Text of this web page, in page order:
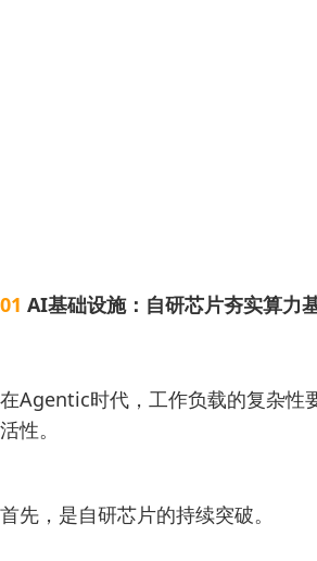
01 AI基础设施：自研芯片夯实算力
在Agentic时代，工作负载的复杂性
活性。
首先，是自研芯片的持续突破。